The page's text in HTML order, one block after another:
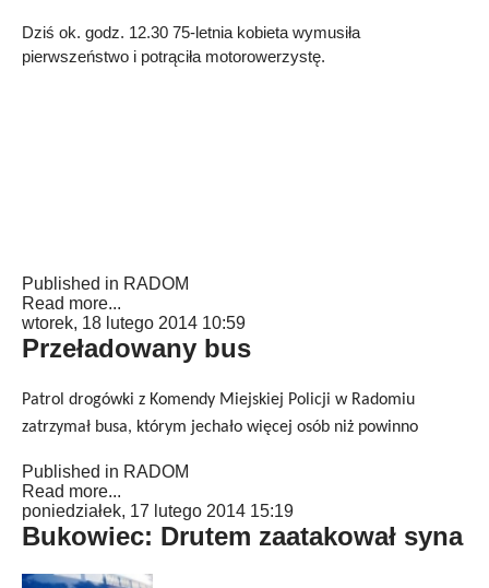
Dziś ok. godz. 12.30 75-letnia kobieta wymusiła
pierwszeństwo i potrąciła motorowerzystę.
Published in RADOM
Read more...
wtorek, 18 lutego 2014 10:59
Przeładowany bus
Patrol drogówki z Komendy Miejskiej Policji w Radomiu
zatrzymał busa, którym jechało więcej osób niż powinno
Published in RADOM
Read more...
poniedziałek, 17 lutego 2014 15:19
Bukowiec: Drutem zaatakował syna